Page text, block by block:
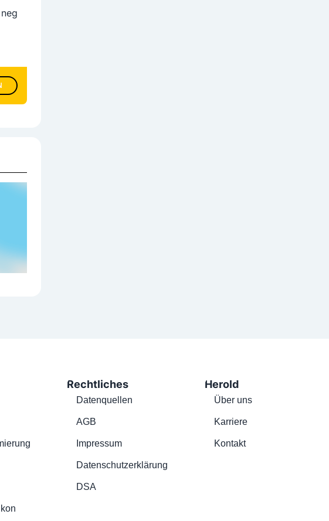
Rechtliches
Datenquellen
AGB
Impressum
Datenschutzerklärung
DSA
Herold
Über uns
Karriere
Kontakt